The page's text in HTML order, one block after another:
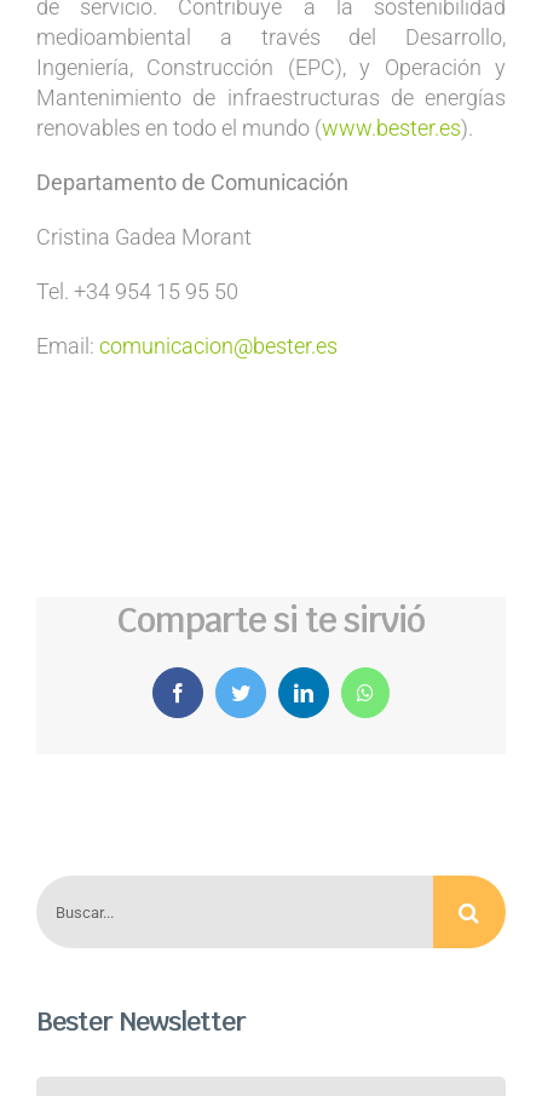
de servicio. Contribuye a la sostenibilidad
medioambiental a través del Desarrollo,
Ingeniería, Construcción (EPC), y Operación y
Mantenimiento de infraestructuras de energías
renovables en todo el mundo (www.bester.es).
Departamento de Comunicación
Cristina Gadea Morant
Tel. +34 954 15 95 50
Email: comunicacion@bester.es
Comparte si te sirvió
FacebookTwitter LinkedInWhatsApp
Buscar:
Bester Newsletter